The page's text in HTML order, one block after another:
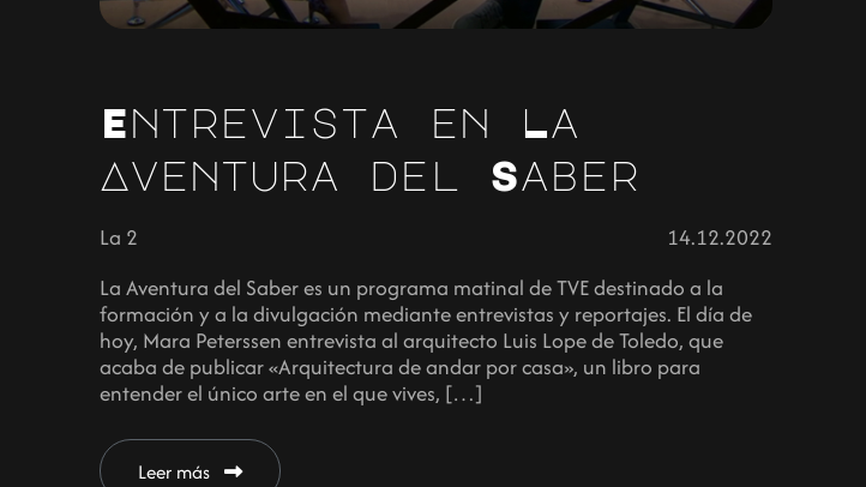
Entrevista en La
Aventura del Saber
La 2
14.12.2022
La Aventura del Saber es un programa matinal de TVE destinado a la
formación y a la divulgación mediante entrevistas y reportajes. El día de
hoy, Mara Peterssen entrevista al arquitecto Luis Lope de Toledo, que
acaba de publicar «Arquitectura de andar por casa», un libro para
entender el único arte en el que vives, […]
Leer más